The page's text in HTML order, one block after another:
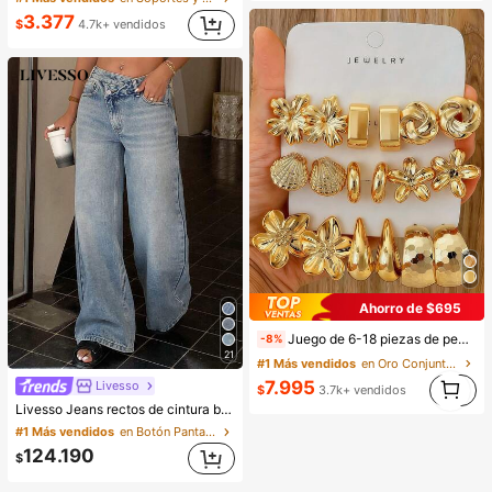
$3.377 4.7k+ vendidos
21
Livesso
Livesso Jeans rectos de cintura baja con banda de cintura elegante para mujer
#1 Más vendidos
en Botón Pantalones vaqueros
$124.190
Ahorro de $695
-8% Juego de 6-18 piezas de pendientes dorados para mujer, moda para fiestas, viajes y vacaciones, regalo de compromiso, adecuado para diversas ocasiones, (hecho de material compuesto CCB de baja alergia y no desvanecimiento), regalo para ella
#1 Más vendidos
en Oro Conjuntos de Aretes para Mujeres
$7.995 3.7k+ vendidos
1